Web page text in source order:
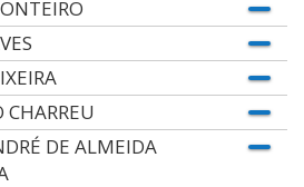
DE ALMEIDA